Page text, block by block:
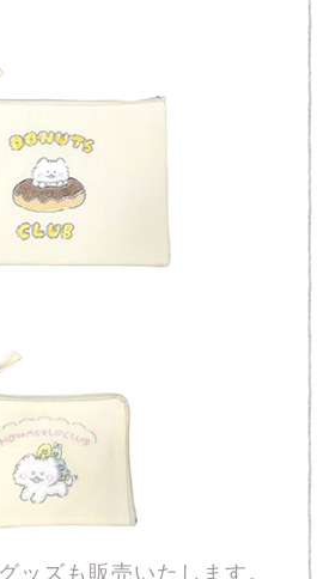
ッズも販売いたします。